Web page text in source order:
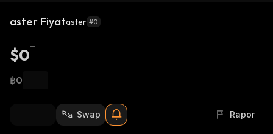
aster Fiyataster #0
$0
฿0
Swap Rapor